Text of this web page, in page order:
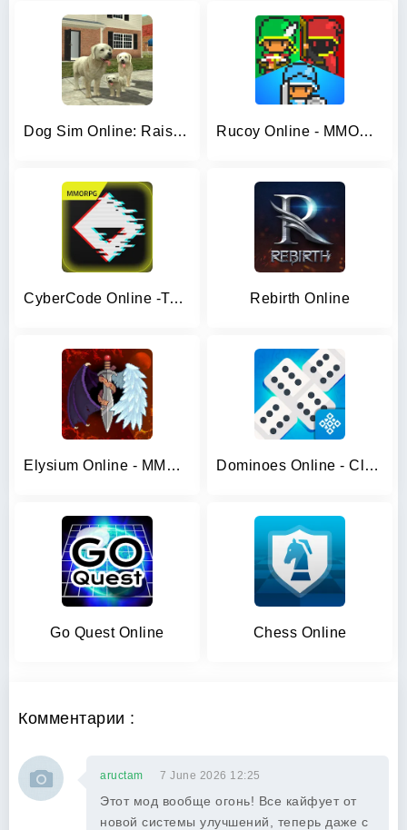
Dog Sim Online: Raise a Family Rucoy Online - MMORPG MMO RPG
CyberCode Online -Text MMORPG Rebirth Online
Elysium Online - MMORPG Dominoes Online - Classic Game
Go Quest Online Chess Online
Комментарии :
aructam 7 June 2026 12:25
Этот мод вообще огонь! Все кайфует от
новой системы улучшений, теперь даже с